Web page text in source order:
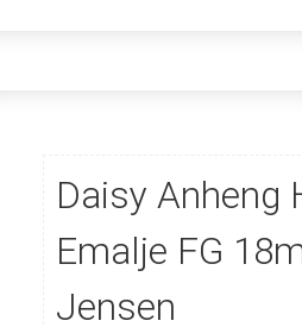
Daisy Anheng
Emalje FG
Jensen